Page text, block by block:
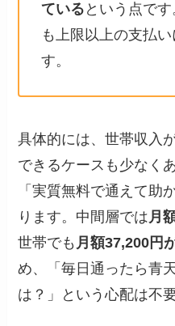
ている という点で
も上限以上の支払
す。
具体的には、世帯収入
できるケースも少なく
「実質無料で通えて助
ります。中間層では月
世帯でも 月額37,200円
め、「毎日通ったら青
は？」という心配は不要